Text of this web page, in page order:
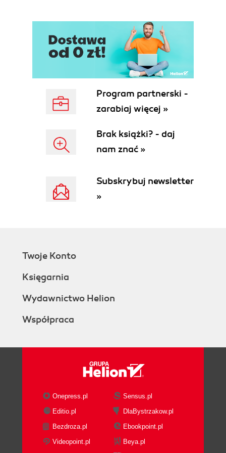
SPECIAL OFFER: Upgrade this ebook with
OReilly
Program partnerski -
zarabiaj więcej »
Brak książki? - daj
nam znać »
Subskrybuj newsletter
»
Twoje Konto
Księgarnia
Wydawnictwo Helion
Współpraca
Onepress.pl
Sensus.pl
Editio.pl
DlaBystrzakow.pl
Bezdroza.pl
Ebookpoint.pl
Videopoint.pl
Beya.pl